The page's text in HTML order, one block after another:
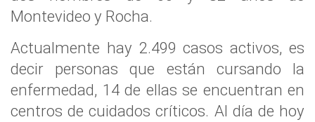
Montevideo y Rocha.
Actualmente hay 2.499 casos activos, es
decir personas que están cursando la
enfermedad, 14 de ellas se encuentran en
centros de cuidados críticos. Al día de hoy